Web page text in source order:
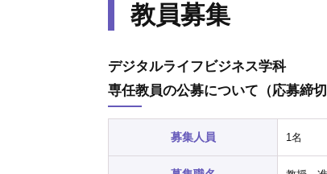
教員募集
デジタルライフビジネス学科
専任教員の公募について（応募締
募集人員 1名